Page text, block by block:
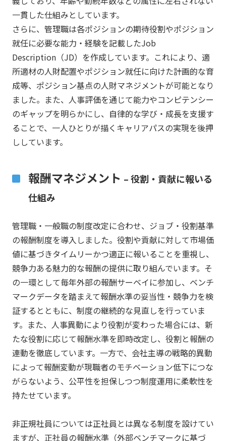
一貫した仕組みとしています。
さらに、管理職は各ポジションの期待役割やポジション
就任に必要な能力・経験を記載したJob
Description（JD）を作成しています。これにより、適
所適材の人財配置やポジション就任に向けた計画的な育
成等、ポジション基点の人財マネジメントが可能となり
ました。また、人事評価を通じて能力やコンピテンシー
のギャップを明らかにし、自律的な学び・成長を支援す
ることで、一人ひとりが描くキャリアパスの実現を後押
ししています。
報酬マネジメント – 役割・貢献に報いる
仕組み
管理職・一般職の制度改定に合わせ、ジョブ・役割基準
の報酬制度を導入しました。役割や貢献に対して市場価
値に基づきタイムリーかつ適正に報いることを重視し、
競争力ある魅力的な報酬の提供に取り組んでいます。そ
の一環として毎年外部の報酬サーベイに参加し、ベンチ
マークデータを踏まえて報酬水準の妥当性・競争力を検
証するとともに、制度の継続的な見直しを行っていま
す。また、人事異動により役割が変わった場合には、新
たな役割に応じて報酬水準を即時改定し、役割と報酬の
連動を徹底しています。一方で、会社主導の戦略的異動
によって報酬変動が現職者のモチベーション低下につな
がらないよう、公平性を担保しつつ制度運用に柔軟性を
持たせています。
非正規社員については正社員とは異なる制度を設けてい
ますが、正社員の報酬水準（外部ベンチマークに基づ